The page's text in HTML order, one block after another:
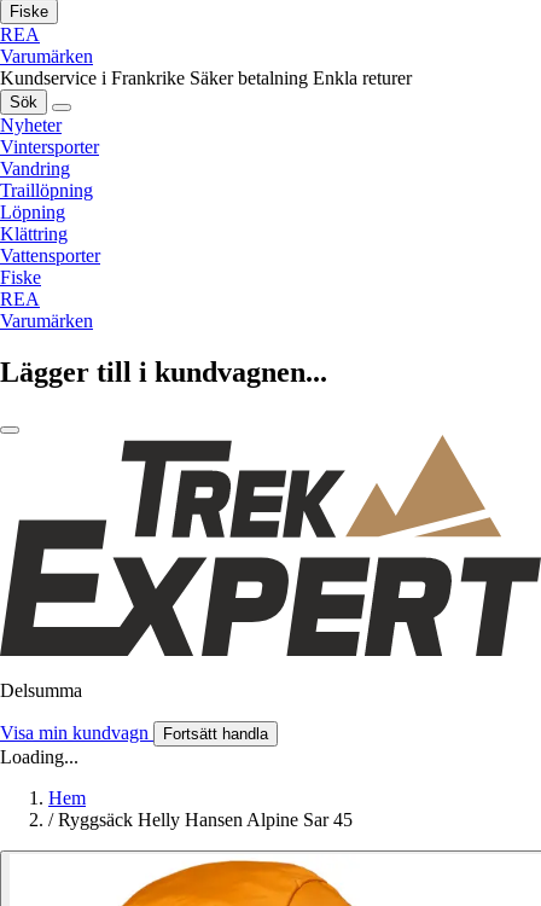
Fiske
REA
Varumärken
Kundservice i Frankrike Säker betalning Enkla returer
Sök
Nyheter
Vintersporter
Vandring
Traillöpning
Löpning
Klättring
Vattensporter
Fiske
REA
Varumärken
Lägger till i kundvagnen...
Delsumma
Visa min kundvagn Fortsätt handla
Loading...
Hem
/ Ryggsäck Helly Hansen Alpine Sar 45